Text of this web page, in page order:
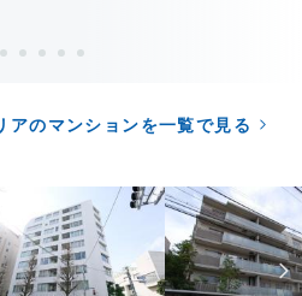
アのマンションを一覧で見る